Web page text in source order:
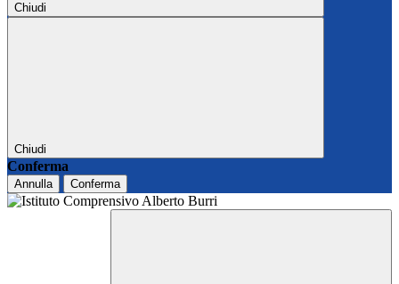
Chiudi
Chiudi
Conferma
Annulla Conferma